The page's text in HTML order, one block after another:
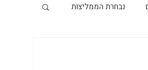
נבחרת הממליצות